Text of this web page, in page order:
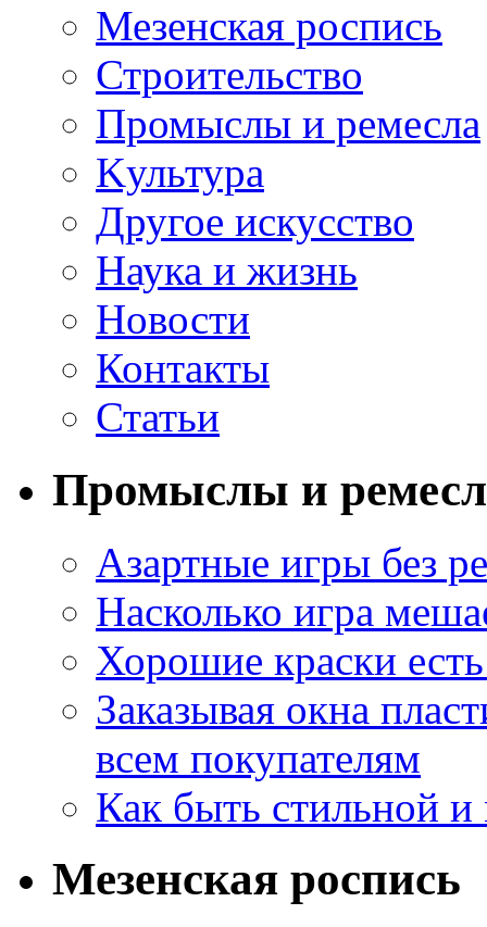
Мезенская роспись
Строительство
Промыслы и ремесла
Kультура
Другое искусство
Наука и жизнь
Новости
Контакты
Статьи
Промыслы и
Азартные игры без
Насколько игра
Хорошие краски
Заказывая окна
всем покупателям
Как быть стильной
Мезенская роспись